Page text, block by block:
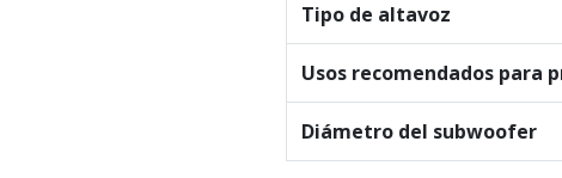
Tipo de altavoz
Usos recomendados para
Diámetro del subwoofer